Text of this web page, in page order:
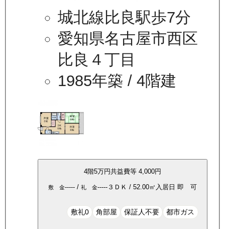
城北線比良駅歩7分
愛知県名古屋市西区
比良４丁目
1985年築 / 4階建
4階5万円共益費等 4,000円
敷 金----- / 礼 金----- ３ＤＫ / 52.00㎡ 入居日 即 可
敷礼0 角部屋 保証人不要 都市ガス